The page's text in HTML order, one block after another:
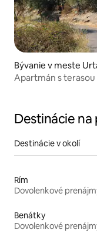
Bývanie v meste
Apartmán s terasou
Destinácie
Destinácie v okolí
Rím
Dovolenkové
Benátky
Dovolenkové